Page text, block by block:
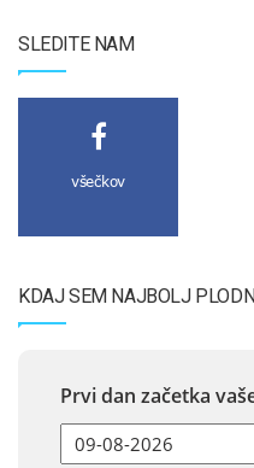
SLEDITE NAM
všečkov
KDAJ SEM NAJBOLJ
Prvi dan začetka